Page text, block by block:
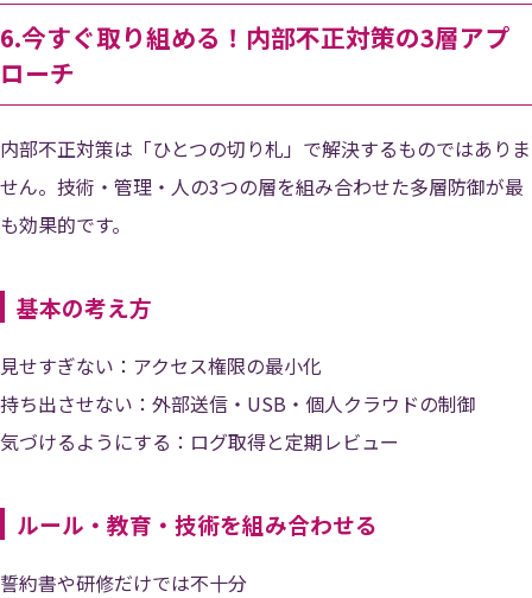
6.今すぐ取り組める！内部不正対策の3層アプ
ローチ
内部不正対策は「ひとつの切り札」で解決するものではありま
せん。技術・管理・人の3つの層を組み合わせた多層防御が最
も効果的です。
基本の考え方
見せすぎない：アクセス権限の最小化
持ち出させない：外部送信・USB・個人クラウドの制御
気づけるようにする：ログ取得と定期レビュー
ルール・教育・技術を組み合わせる
誓約書や研修だけでは不十分